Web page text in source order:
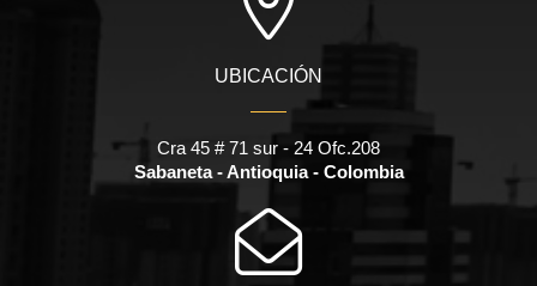
UBICACIÓN
Cra 45 # 71 sur - 24 Ofc.208
Sabaneta - Antioquia - Colombia